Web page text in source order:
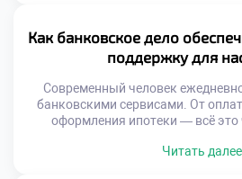
кликов. Раньше посещение
обязательным. Сейчас
интернетом.
Как банковское дело
поддержку для
Современный человек
банковскими сервисами. От
оформления ипотеки — всё это
для населения. Эта поддержка
Читать далее